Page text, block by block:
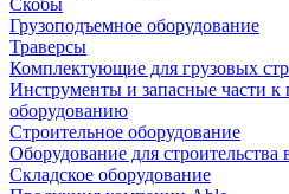
Скобы
Грузоподъемное оборудование
Траверсы
Комплектующие для грузовых
Инструменты и запасные части к
оборудованию
Строительное оборудование
Оборудование для строительства
Складское оборудование